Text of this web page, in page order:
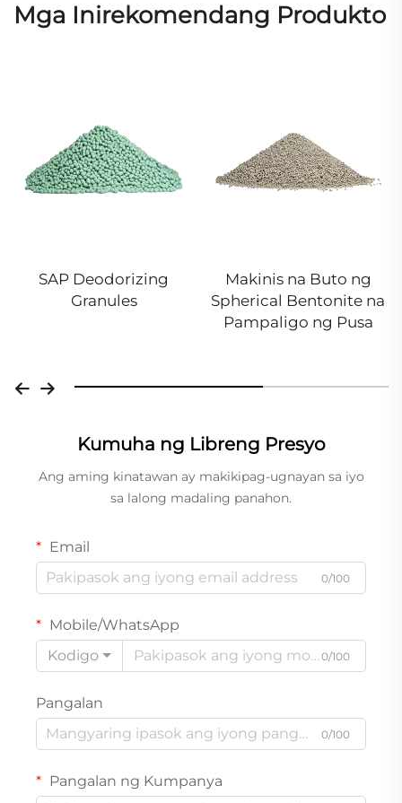
Mga Inirekomendang Produkto
SAP Deodorizing
Granules
Makinis na Buto ng
Spherical Bentonite na
Pampaligo ng Pusa
Kumuha ng Libreng Presyo
Ang aming kinatawan ay makikipag-ugnayan sa iyo
sa lalong madaling panahon.
Email
0/100
Mobile/WhatsApp
Kodigo
0/100
Pangalan
0/100
Pangalan ng Kumpanya